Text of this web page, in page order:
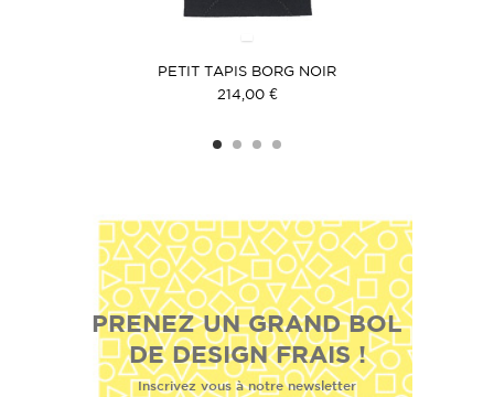
PETIT TAPIS BORG NOIR
214,00 €
PRENEZ UN GRAND BOL
DE DESIGN FRAIS !
Inscrivez vous à notre newsletter